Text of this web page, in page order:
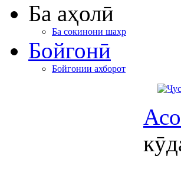
Ба аҳолӣ
Ба сокинони шаҳр
Бойгонӣ
Бойгонии ахборот